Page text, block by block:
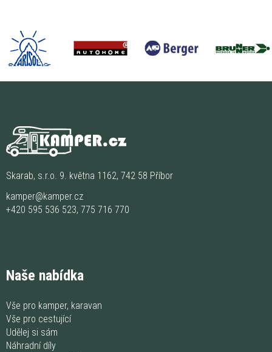
Skarab, s.r.o. 9. května 1162, 742 58 Příbor
kamper@kamper.cz
+420 595 536 523, 775 716 770
Naše nabídka
Vše pro kamper, karavan
Vše pro cestující
Udělej si sám
Náhradní díly